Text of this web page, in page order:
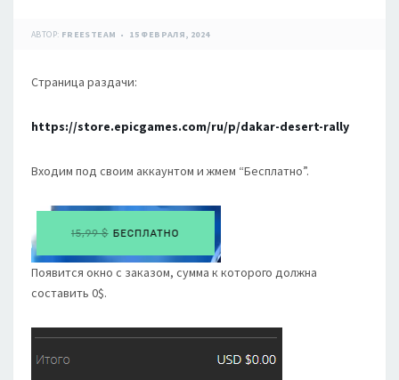
АВТОР: FREESTEAM 15 ФЕВРАЛЯ, 2024
Страница раздачи:
https://store.epicgames.com/ru/p/dakar-desert-rally
Входим под своим аккаунтом и жмем “Бесплатно”.
Появится окно с заказом, сумма к которого должна
составить 0$.